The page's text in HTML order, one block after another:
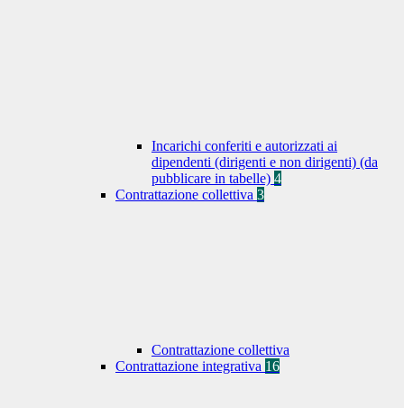
Incarichi conferiti e autorizzati ai
dipendenti (dirigenti e non dirigenti) (da
pubblicare in tabelle) 4
Contrattazione collettiva 3
Contrattazione collettiva
Contrattazione integrativa 16